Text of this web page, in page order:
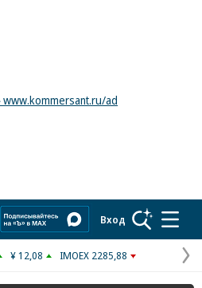
www.kommersant.ru/ad
Вход
¥ 12,08 IMOEX 2285,88